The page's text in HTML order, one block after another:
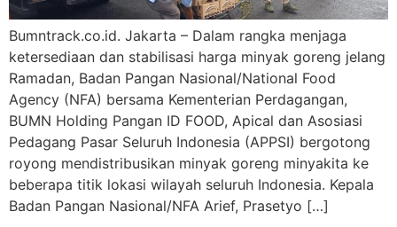
Bumntrack.co.id. Jakarta – Dalam rangka menjaga
ketersediaan dan stabilisasi harga minyak goreng jelang
Ramadan, Badan Pangan Nasional/National Food
Agency (NFA) bersama Kementerian Perdagangan,
BUMN Holding Pangan ID FOOD, Apical dan Asosiasi
Pedagang Pasar Seluruh Indonesia (APPSI) bergotong
royong mendistribusikan minyak goreng minyakita ke
beberapa titik lokasi wilayah seluruh Indonesia. Kepala
Badan Pangan Nasional/NFA Arief, Prasetyo […]